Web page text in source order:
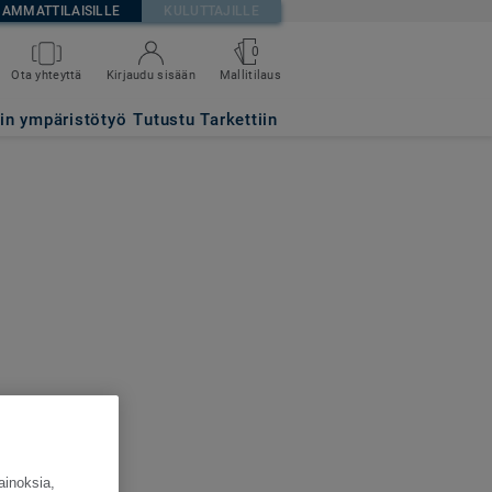
AMMATTILAISILLE KULUTTAJILLE
Ota yhteyttä Kirjaudu sisään
0
Mallitilaus
ympäristötyö Tutustu Tarkettiin